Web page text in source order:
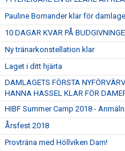
Pauline Bornander klar för
10 DAGAR KVAR PÅ
Ny tränarkonstellation klar
Laget i ditt hjärta
DAMLAGETS FÖRSTA
HANNA HASSEL KLAR FÖR
HIBF Summer Camp 2018 -
Årsfest 2018
Provträna med Höllviken Dam!